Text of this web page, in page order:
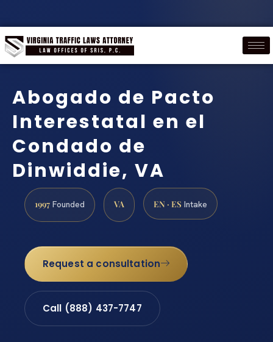
Abogado de Pacto
Interestatal en el
Condado de
Dinwiddie, VA
1997 Founded VA EN · ES Intake
Request a consultation
Call (888) 437-7747